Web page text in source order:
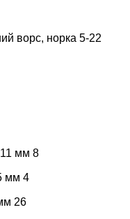
ворс, норка 5-22
мм 8
мм 4
26